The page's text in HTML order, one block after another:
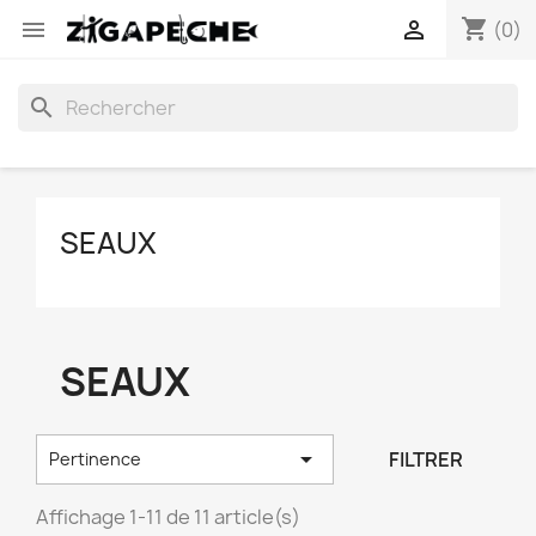
 shopping_cart (0)

search
SEAUX
SEAUX
Pertinence  FILTRER
Affichage 1-11 de 11 article(s)